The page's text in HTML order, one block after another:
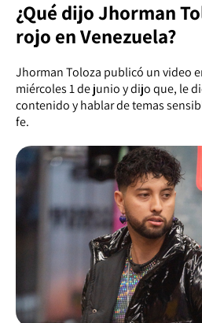
¿Qué dijo Jhorman
rojo en Venezuela?
Jhorman Toloza publicó un video
miércoles 1 de junio y dijo que, le
contenido y hablar de temas
fe.